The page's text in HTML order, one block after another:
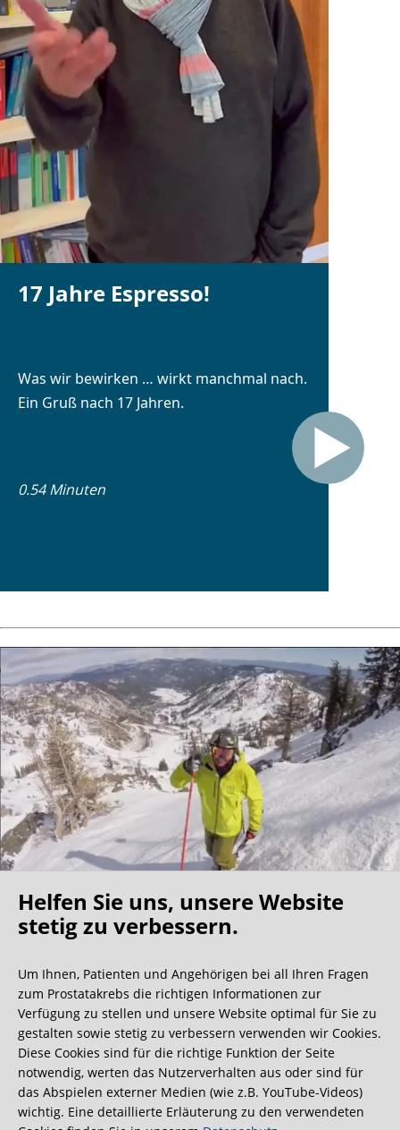
17 Jahre Espresso!
Was wir bewirken … wirkt manchmal nach.
Ein Gruß nach 17 Jahren.
0.54 Minuten
Oh what a ride!
Wir bekommen ja viele tolle Gästebucheinträge,
aber dieser ist doch sehr ungewöhnlich.
0:40 Minuten
Helfen Sie uns, unsere Website
stetig zu verbessern.
Um Ihnen, Patienten und Angehörigen bei all Ihren Fragen
zum Prostatakrebs die richtigen Informationen zur
Verfügung zu stellen und unsere Website optimal für Sie zu
gestalten sowie stetig zu verbessern verwenden wir Cookies.
Diese Cookies sind für die richtige Funktion der Seite
notwendig, werten das Nutzerverhalten aus oder sind für
das Abspielen externer Medien (wie z.B. YouTube-Videos)
wichtig. Eine detaillierte Erläuterung zu den verwendeten